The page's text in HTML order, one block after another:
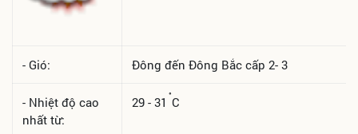
- Gió: Đông đến Đông Bắc cấp 2- 3
- Nhiệt độ cao
nhất từ:
29 - 31 °C